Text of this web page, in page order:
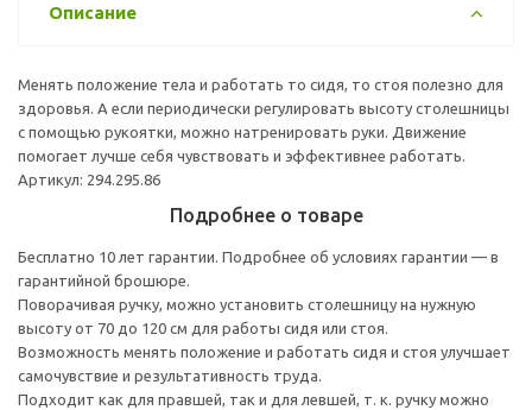
Описание
Менять положение тела и работать то сидя, то стоя полезно для
здоровья. А если периодически регулировать высоту столешницы
с помощью рукоятки, можно натренировать руки. Движение
помогает лучше себя чувствовать и эффективнее работать.
Артикул: 294.295.86
Подробнее о товаре
Бесплатно 10 лет гарантии. Подробнее об условиях гарантии — в
гарантийной брошюре.
Поворачивая ручку, можно установить столешницу на нужную
высоту от 70 до 120 см для работы сидя или стоя.
Возможность менять положение и работать сидя и стоя улучшает
самочувствие и результативность труда.
Подходит как для правшей, так и для левшей, т. к. ручку можно